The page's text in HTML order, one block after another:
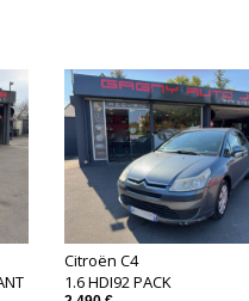
Citroën C4
1.6 HDI92 PACK